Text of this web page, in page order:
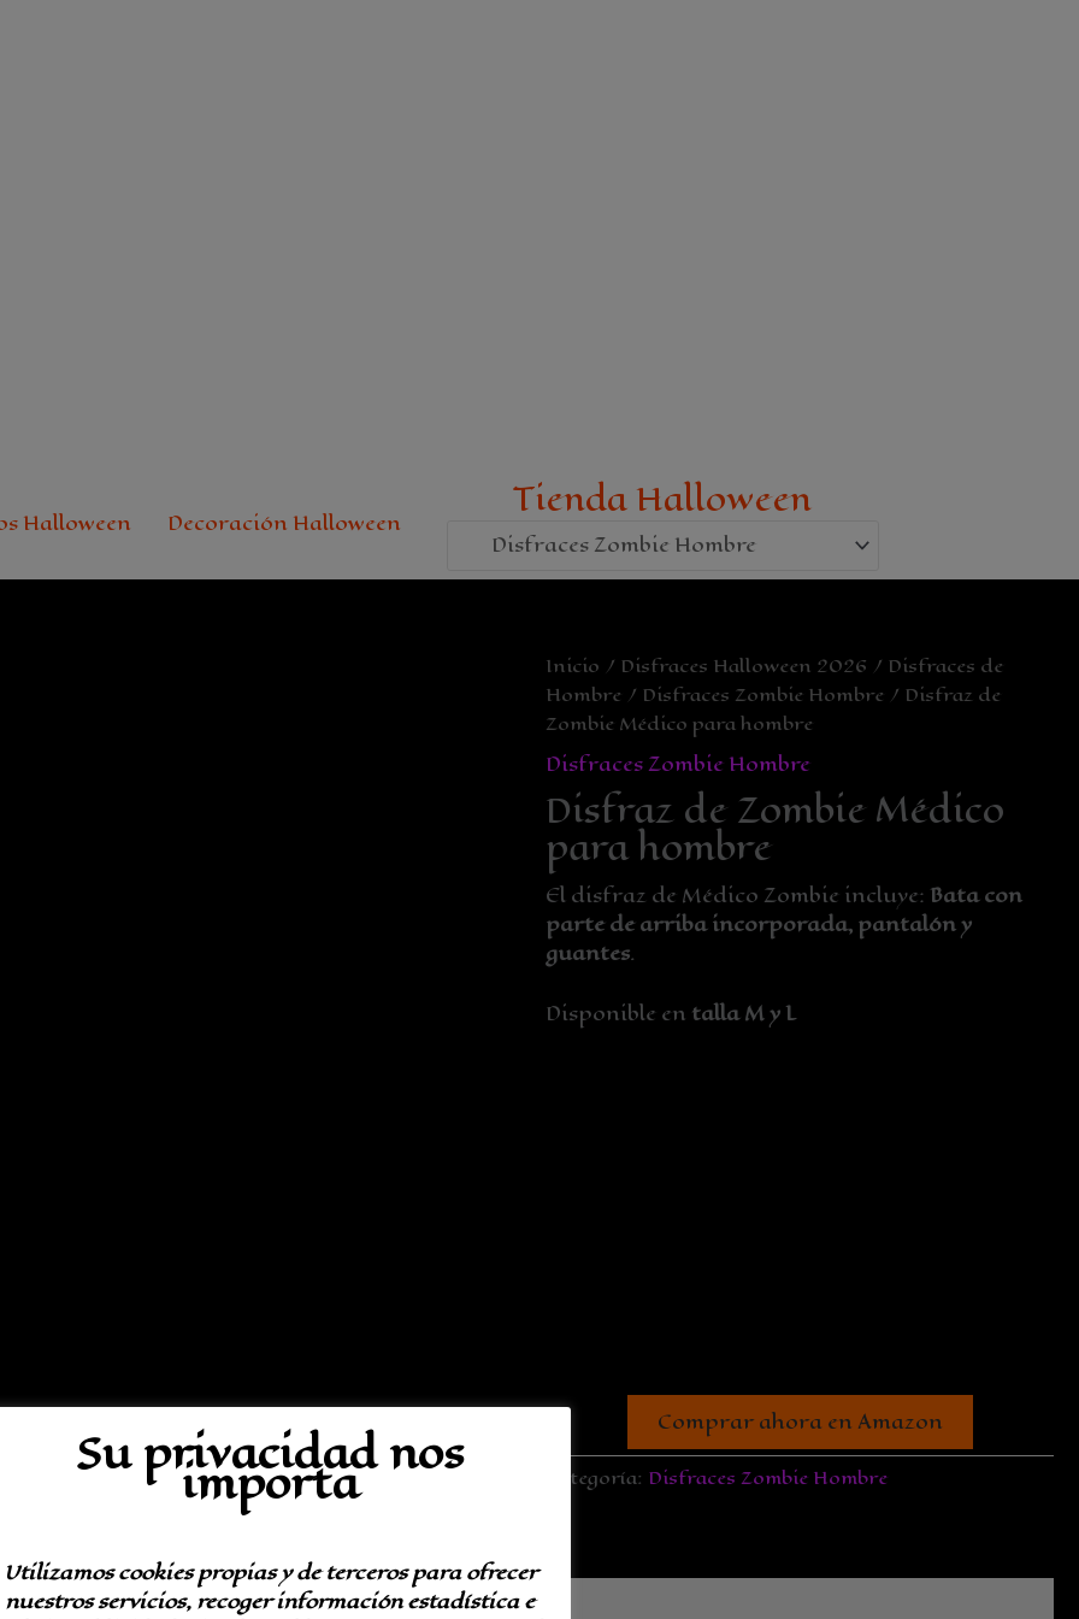
Halloween Decoración Halloween
Tienda Halloween
Inicio / Disfraces Halloween 2026 / Disfraces de
Hombre / Disfraces Zombie Hombre / Disfraz de
Zombie Médico para hombre
Disfraces Zombie Hombre
Disfraz de Zombie Médico
para hombre
El disfraz de Médico Zombie incluye: Bata con
parte de arriba incorporada, pantalón y
guantes.
Disponible en talla M y L
Comprar ahora en Amazon
Categoría: Disfraces Zombie Hombre
Su privacidad nos
importa
Utilizamos cookies propias y de terceros para ofrecer
nuestros servicios, recoger información estadística e